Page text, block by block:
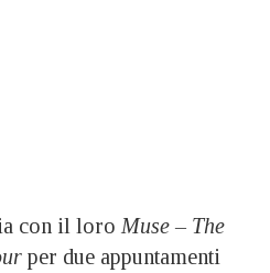
con il loro Muse – The
per due appuntamenti